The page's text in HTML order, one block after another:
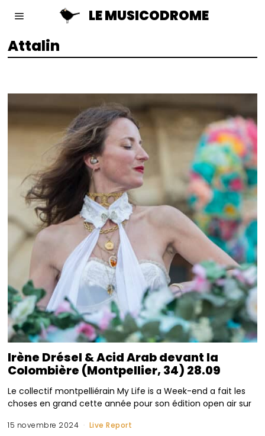
LE MUSICODROME
Attalin
Irène Drésel & Acid Arab devant la
Colombière (Montpellier, 34) 28.09
Le collectif montpelliérain My Life is a Week-end a fait les
choses en grand cette année pour son édition open air sur
15 novembre 2024 Live Report